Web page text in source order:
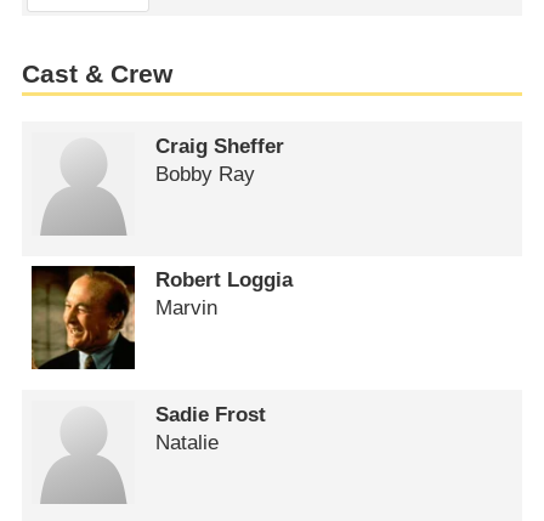
Cast & Crew
Craig Sheffer
Bobby Ray
Robert Loggia
Marvin
Sadie Frost
Natalie